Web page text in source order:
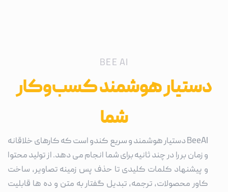
BEE AI
دستیار هوشمند کسب‌وکار
شما
BeeAI دستیار هوشمند و سریع کندو است که کارهای خلاقانه
و زمان بر را در چند ثانیه برای شما انجام می دهد. از تولید محتوا
و پیشنهاد کلمات کلیدی تا حذف پس زمینه تصاویر، ساخت
کاور محصولات، ترجمه، تبدیل گفتار به متن و ده ها قابلیت